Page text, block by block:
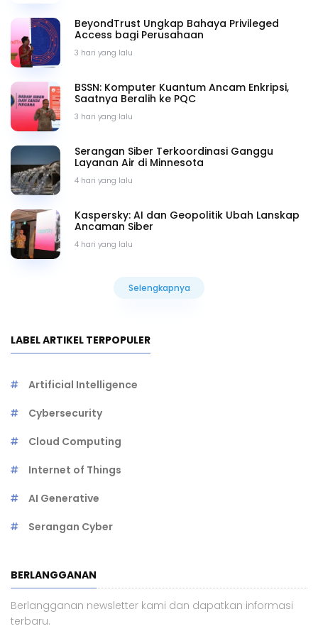
dapat diterapkan secara praktis di berbagai sektor
industri.
3 hari yang lalu
BeyondTrust Ungkap Bahaya Privileged
Access bagi Perusahaan
3 hari yang lalu
BSSN: Komputer Kuantum Ancam Enkripsi,
Saatnya Beralih ke PQC
4 hari yang lalu
Serangan Siber Terkoordinasi Ganggu
Layanan Air di Minnesota
4 hari yang lalu
Kaspersky: AI dan Geopolitik Ubah Lanskap
Ancaman Siber
Selengkapnya
LABEL ARTIKEL TERPOPULER
Artificial Intelligence
Cybersecurity
Cloud Computing
Internet of Things
AI Generative
Serangan Cyber
BERLANGGANAN
Berlangganan newsletter kami dan dapatkan informasi
terbaru.